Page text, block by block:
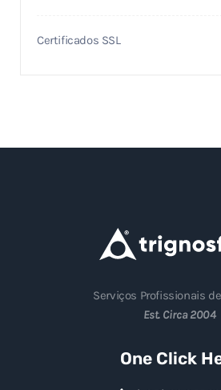
Certificados SSL
Serviços Profissionais
Est. Circa 2004
One Click